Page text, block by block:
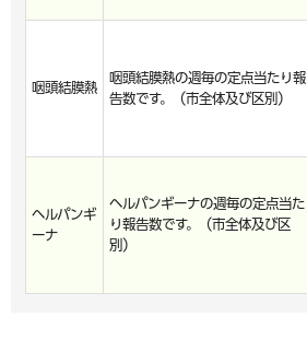
咽頭結膜熱
咽頭結膜熱の週毎の定点当たり報
告数です。（市全体及び区別）
ヘルパンギ
ーナ
ヘルパンギーナの週毎の定点当た
り報告数です。（市全体及び区
別）